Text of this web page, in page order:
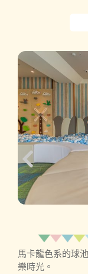
馬卡龍色系的球
樂時光。